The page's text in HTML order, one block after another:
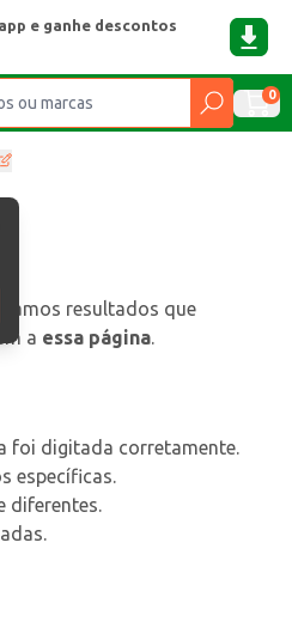
e ganhe descontos
0
resultados que
a essa página.
foi digitada corretamente.
específicas.
diferentes.